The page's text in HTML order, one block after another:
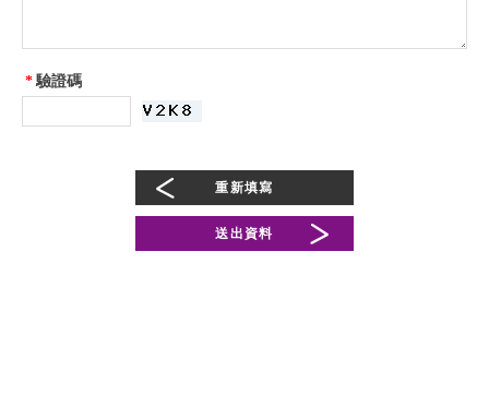
* 驗證碼